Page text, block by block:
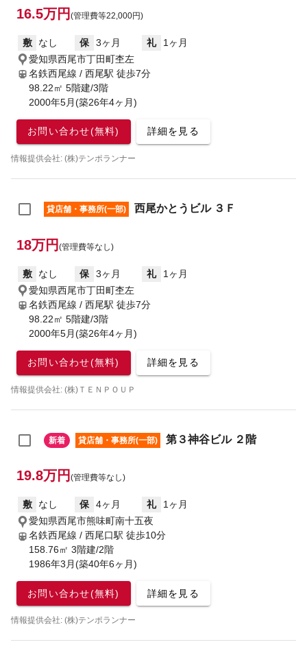
16.5万円 (管理費等22,000円)
敷 なし 保 3ヶ月 礼
1ヶ月
愛知県西尾市丁田町杢左
名鉄西尾線 / 西尾駅 徒歩7分
98.22㎡ 5階建/3階
2000年5月(築26年4ヶ月)
お問い合わせ(無料) 詳細を見る
情報提供会社: (株)テンポランナー
貸店舗・事務所(一部) 西尾かとうビル ３Ｆ
18万円 (管理費等なし)
敷 なし 保 3ヶ月 礼
1ヶ月
愛知県西尾市丁田町杢左
名鉄西尾線 / 西尾駅 徒歩7分
98.22㎡ 5階建/3階
2000年5月(築26年4ヶ月)
お問い合わせ(無料) 詳細を見る
情報提供会社: (株)ＴＥＮＰＯＵＰ
新着 貸店舗・事務所(一部) 第３神谷ビル ２階
19.8万円 (管理費等なし)
敷 なし 保 4ヶ月 礼
1ヶ月
愛知県西尾市熊味町南十五夜
名鉄西尾線 / 西尾口駅 徒歩10分
158.76㎡ 3階建/2階
1986年3月(築40年6ヶ月)
お問い合わせ(無料) 詳細を見る
情報提供会社: (株)テンポランナー